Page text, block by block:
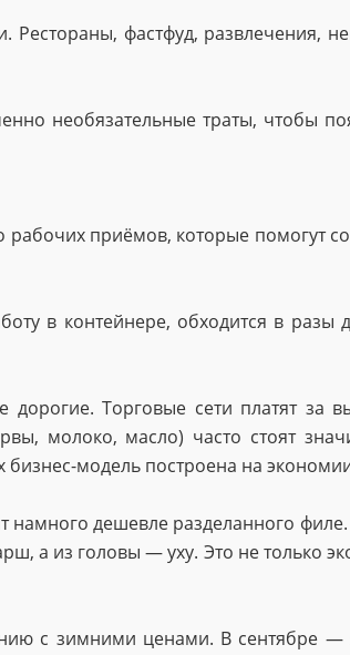
Рестораны, фастфуд, развлечения,
необязательные траты, чтобы
приёмов, которые помогут
в контейнере, обходится в разы
Торговые сети платят за
молоко, масло) часто стоят
модель построена на
намного дешевле разделанного
а из головы — уху. Это не только
с зимними ценами. В сентябре —